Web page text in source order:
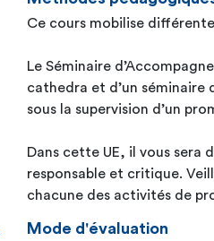
Ce cours mobilise
Le Séminaire
cathedra et d’un séminaire
sous la supervision d’un
Dans cette UE, il vous sera
responsable et critique.
chacune des activités de
Mode d'évaluation